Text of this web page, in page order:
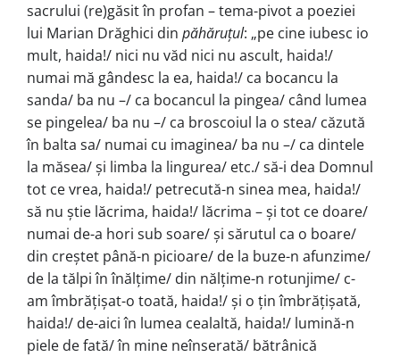
sacrului (re)găsit în profan – tema-pivot a poeziei
lui Marian Drăghici din păhăruțul: „pe cine iubesc io
mult, haida!/ nici nu văd nici nu ascult, haida!/
numai mă gândesc la ea, haida!/ ca bocancu la
sanda/ ba nu –/ ca bocancul la pingea/ când lumea
se pingelea/ ba nu –/ ca broscoiul la o stea/ căzută
în balta sa/ numai cu imaginea/ ba nu –/ ca dintele
la măsea/ și limba la lingurea/ etc./ să-i dea Domnul
tot ce vrea, haida!/ petrecută-n sinea mea, haida!/
să nu știe lăcrima, haida!/ lăcrima – și tot ce doare/
numai de-a hori sub soare/ și sărutul ca o boare/
din creștet până-n picioare/ de la buze-n afunzime/
de la tălpi în înălțime/ din nălțime-n rotunjime/ c-
am îmbrățișat-o toată, haida!/ și o țin îmbrățișată,
haida!/ de-aici în lumea cealaltă, haida!/ lumină-n
piele de fată/ în mine neînserată/ bătrânică